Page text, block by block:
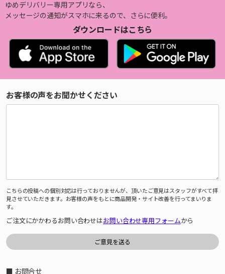
ゆめデリバリー専用アプリなら、
メッセージの通知がスマホに来るので、さらに便利。
ダウンロードはこちら
お客様の声をお聞かせください
こちらの投稿への個別対応は行っておりませんが、頂いたご意見はスタッフがすべて拝
見させていただきます。お客様の声をもとに商品開発・サイト改善を行ってまいりま
す。
ご注文にかかわるお問い合わせはお問い合わせ専用フォームから
■ お問合せ